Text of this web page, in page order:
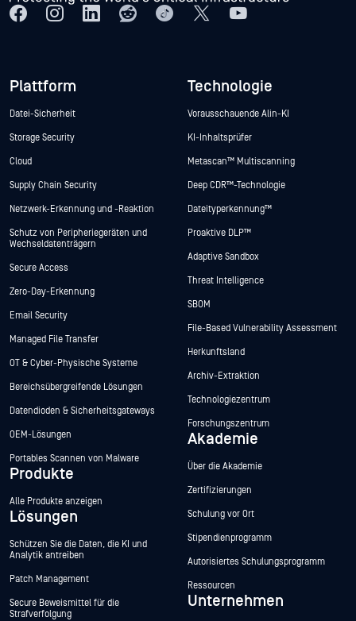
Plattform
Datei-Sicherheit
Storage Security
Cloud
Supply Chain Security
Netzwerk-Erkennung und -Reaktion
Schutz von Peripheriegeräten und
Wechseldatenträgern
Secure Access
Zero-Day-Erkennung
Email Security
Managed File Transfer
OT & Cyber-Physische Systeme
Bereichsübergreifende Lösungen
Datendioden & Sicherheitsgateways
OEM-Lösungen
Portables Scannen von Malware
Produkte
Alle Produkte anzeigen
Lösungen
Schützen Sie die Daten, die KI und
Analytik antreiben
Patch Management
Secure Beweismittel für die
Strafverfolgung
Technologie
Vorausschauende Alin-KI
KI-Inhaltsprüfer
Metascan™ Multiscanning
Deep CDR™-Technologie
Dateityperkennung™
Proaktive DLP™
Adaptive Sandbox
Threat Intelligence
SBOM
File-Based Vulnerability Assessment
Herkunftsland
Archiv-Extraktion
Technologiezentrum
Forschungszentrum
Akademie
Über die Akademie
Zertifizierungen
Schulung vor Ort
Stipendienprogramm
Autorisiertes Schulungsprogramm
Ressourcen
Unternehmen